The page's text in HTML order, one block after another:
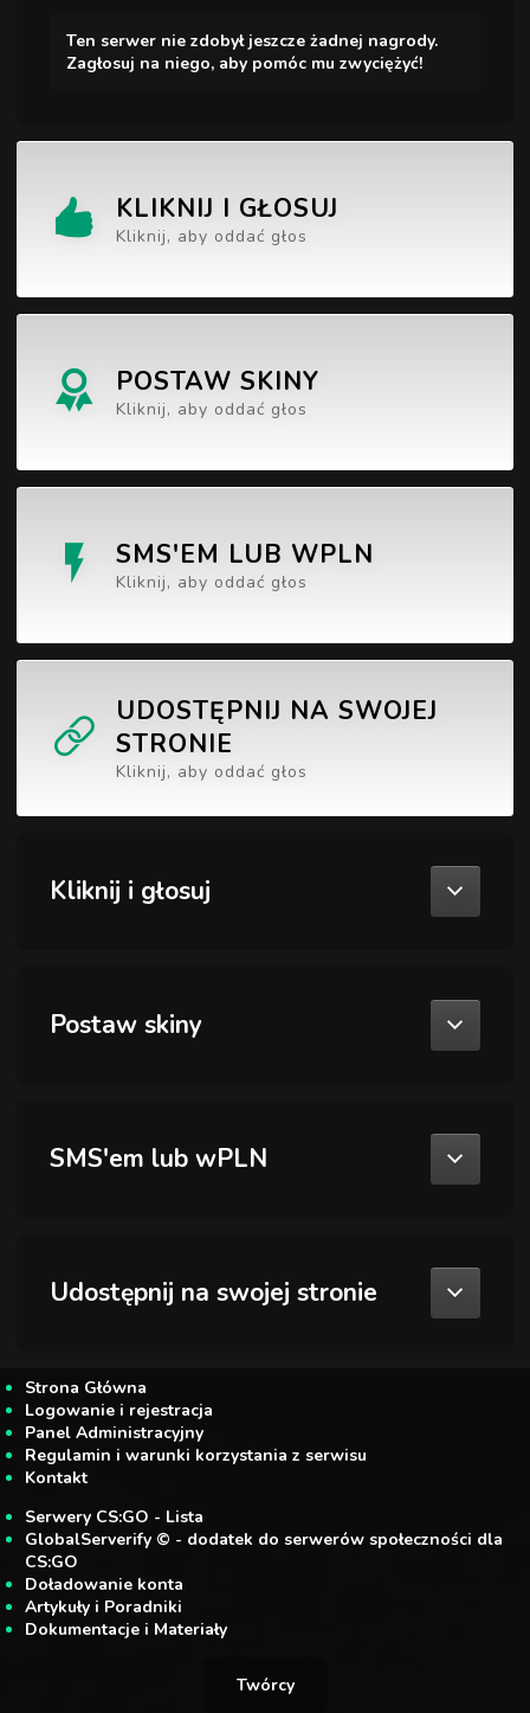
Ten serwer nie zdobył jeszcze żadnej nagrody.
Zagłosuj na niego, aby pomóc mu zwyciężyć!
KLIKNIJ I GŁOSUJ
Kliknij, aby oddać głos
POSTAW SKINY
Kliknij, aby oddać głos
SMS'EM LUB WPLN
Kliknij, aby oddać głos
UDOSTĘPNIJ NA SWOJEJ
STRONIE
Kliknij, aby oddać głos
Kliknij i głosuj
Postaw skiny
SMS'em lub wPLN
Udostępnij na swojej stronie
Strona Główna
Logowanie i rejestracja
Panel Administracyjny
Regulamin i warunki korzystania z serwisu
Kontakt
Serwery CS:GO - Lista
GlobalServerify © - dodatek do serwerów społeczności dla
CS:GO
Doładowanie konta
Artykuły i Poradniki
Dokumentacje i Materiały
Twórcy